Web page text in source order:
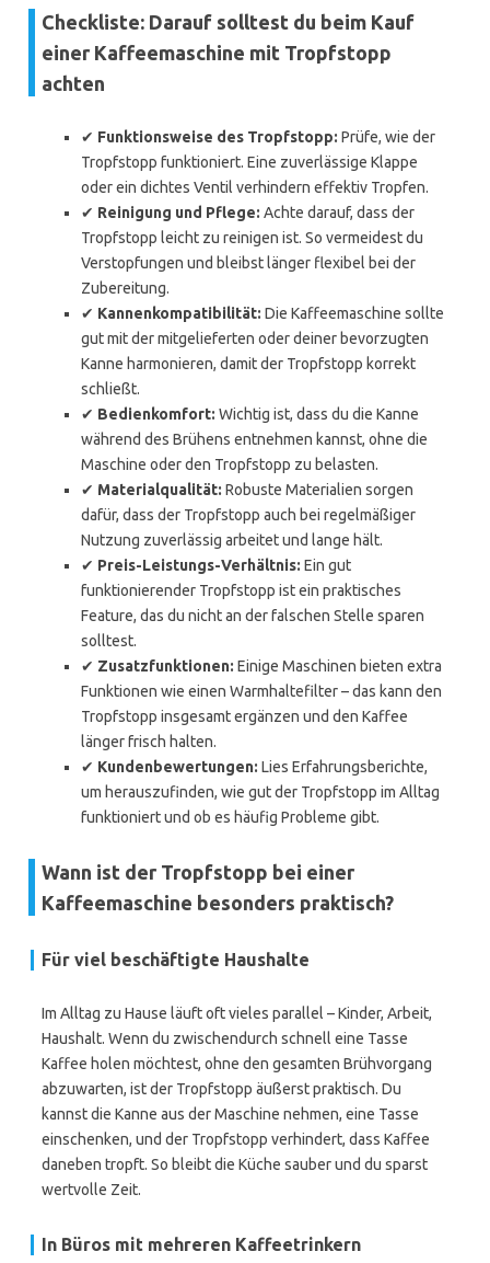
Checkliste: Darauf solltest du beim Kauf
einer Kaffeemaschine mit Tropfstopp
achten
✔ Funktionsweise des Tropfstopp: Prüfe, wie der
Tropfstopp funktioniert. Eine zuverlässige Klappe
oder ein dichtes Ventil verhindern effektiv Tropfen.
✔ Reinigung und Pflege: Achte darauf, dass der
Tropfstopp leicht zu reinigen ist. So vermeidest du
Verstopfungen und bleibst länger flexibel bei der
Zubereitung.
✔ Kannenkompatibilität: Die Kaffeemaschine sollte
gut mit der mitgelieferten oder deiner bevorzugten
Kanne harmonieren, damit der Tropfstopp korrekt
schließt.
✔ Bedienkomfort: Wichtig ist, dass du die Kanne
während des Brühens entnehmen kannst, ohne die
Maschine oder den Tropfstopp zu belasten.
✔ Materialqualität: Robuste Materialien sorgen
dafür, dass der Tropfstopp auch bei regelmäßiger
Nutzung zuverlässig arbeitet und lange hält.
✔ Preis-Leistungs-Verhältnis: Ein gut
funktionierender Tropfstopp ist ein praktisches
Feature, das du nicht an der falschen Stelle sparen
solltest.
✔ Zusatzfunktionen: Einige Maschinen bieten extra
Funktionen wie einen Warmhaltefilter – das kann den
Tropfstopp insgesamt ergänzen und den Kaffee
länger frisch halten.
✔ Kundenbewertungen: Lies Erfahrungsberichte,
um herauszufinden, wie gut der Tropfstopp im Alltag
funktioniert und ob es häufig Probleme gibt.
Wann ist der Tropfstopp bei einer
Kaffeemaschine besonders praktisch?
Für viel beschäftigte Haushalte
Im Alltag zu Hause läuft oft vieles parallel – Kinder, Arbeit,
Haushalt. Wenn du zwischendurch schnell eine Tasse
Kaffee holen möchtest, ohne den gesamten Brühvorgang
abzuwarten, ist der Tropfstopp äußerst praktisch. Du
kannst die Kanne aus der Maschine nehmen, eine Tasse
einschenken, und der Tropfstopp verhindert, dass Kaffee
daneben tropft. So bleibt die Küche sauber und du sparst
wertvolle Zeit.
In Büros mit mehreren Kaffeetrinkern